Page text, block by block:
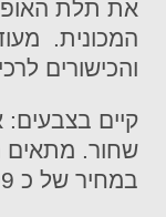
את תלת
המכונית.
והכישורים
קיים בצבעים:
במחיר של כ 899 ₪